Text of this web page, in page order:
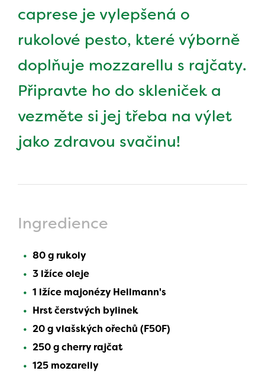
caprese je vylepšená o
rukolové pesto, které výborně
doplňuje mozzarellu s rajčaty.
Připravte ho do skleniček a
vezměte si jej třeba na výlet
jako zdravou svačinu!
Ingredience
80 g rukoly
3 lžíce oleje
1 lžíce majonézy Hellmann's
Hrst čerstvých bylinek
20 g vlašských ořechů (F50F)
250 g cherry rajčat
125 mozarelly